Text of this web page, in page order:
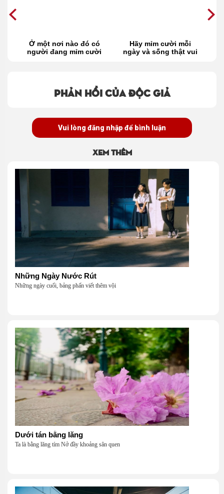
Ở một nơi nào đó có
người đang mỉm cười
Hãy mỉm cười mỗi
ngày và sống thật vui
Phản hồi của độc giả
Vui lòng đăng nhập để bình luận
Xem thêm
Những Ngày Nước Rút
Những ngày cuối, bảng phấn viết thêm vội
Dưới tán bằng lăng
Ta là bằng lăng tím Nở đầy khoảng sân quen